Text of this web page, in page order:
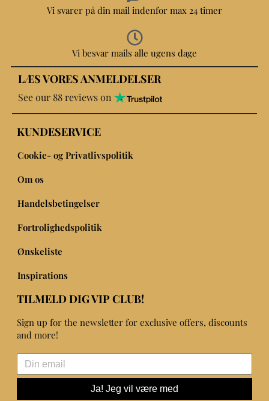
Vi svarer på din mail indenfor max 24 timer
Vi besvar mails alle ugens dage
LÆS VORES ANMELDELSER
See our 88 reviews on
KUNDESERVICE
Cookie- og Privatlivspolitik
Om os
Handelsbetingelser
Fortrolighedspolitik
Ønskeliste
Inspirations
TILMELD DIG VIP CLUB!
Sign up for the newsletter for exclusive offers, discounts
and more!
Ja! Jeg vil være med